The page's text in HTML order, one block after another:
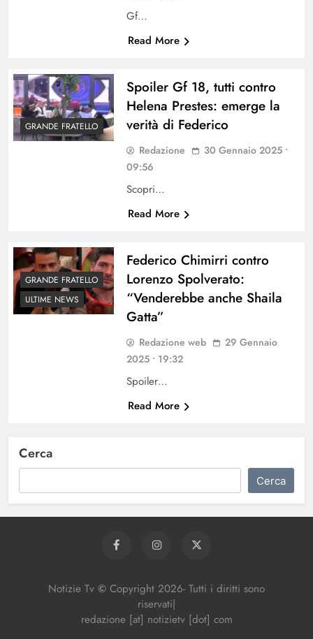
Gf…
Read More
GRANDE FRATELLO
Spoiler Gf 18, tutti contro
Helena Prestes: emerge la
verità di Federico
Redazione
30 Gennaio 2025 •
09:56
Scopri…
Read More
GRANDE FRATELLO
ULTIME NEWS
Federico Chimirri contro
Lorenzo Spolverato:
“Venderebbe anche Shaila
Gatta”
Redazione web
29 Gennaio
2025 • 19:32
Spoiler…
Read More
Cerca
Cerca
Notizie Tv © Copyright 2026- Tutti i diritti sono
riservati|
redazione [at] notizietv [dot] com